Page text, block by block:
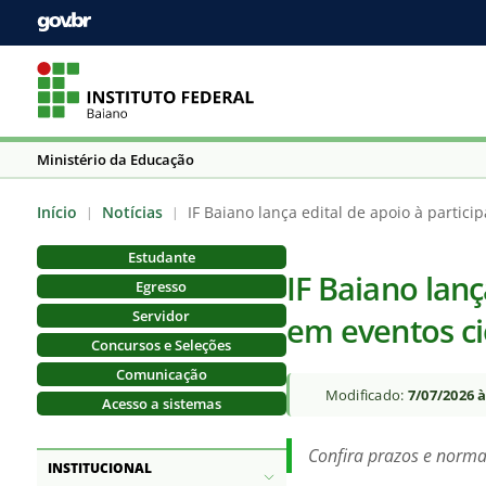
Ministério da Educação
Início | Notícias | IF Baiano lança edital de apoio à
Estudante
Egresso
Servidor
Concursos e Seleções
Comunicação
Acesso a sistemas
INSTITUCIONAL
IF Baiano
em eventos
Modificado: 7/07/2026
Confira prazos e